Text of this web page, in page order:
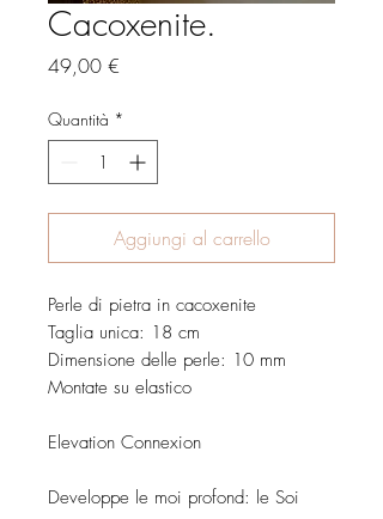
Cacoxenite.
49,00 €
Quantità *
Aggiungi al carrello
Perle di pietra in cacoxenite
Taglia unica: 18 cm
Dimensione delle perle: 10 mm
Montate su elastico
Elevation Connexion
Developpe le moi profond: le Soi